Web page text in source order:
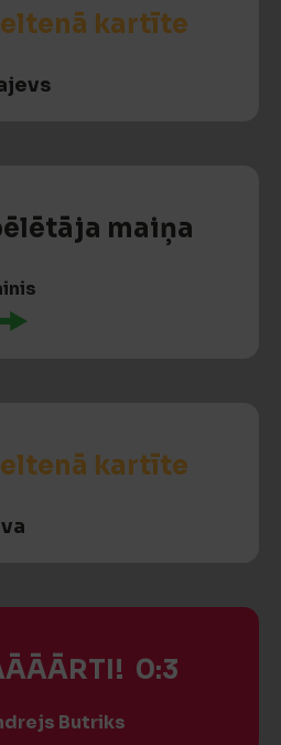
kartīte
maiņa
kartīte
0:3
Butriks